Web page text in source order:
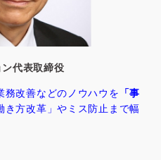
代表取締役
務改善などのノウハウを
「事
き方改革」やミス防止まで幅